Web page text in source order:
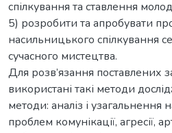
спілкування та ставлення
5) розробити та апробувати
насильницького спілкування
сучасного мистецтва.
Для розв’язання поставлених
використані такі методи
методи: аналіз і узагальнення
проблем комунікації, агресії,